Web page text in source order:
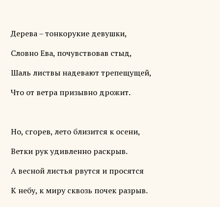
Дерева – тонкорукие девушки,
Словно Ева, почувствовав стыд,
Шаль листвы надевают трепещущей,
Что от ветра призывно дрожит.
Но, сгорев, лето близится к осени,
Ветки рук удивленно раскрыв.
А весной листья рвутся и просятся
К небу, к миру сквозь почек разрыв.